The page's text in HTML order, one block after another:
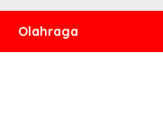
Olahraga